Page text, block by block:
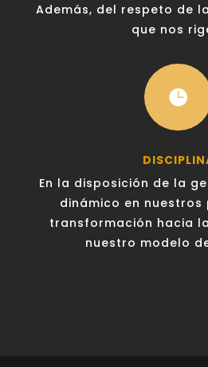
Además, del respeto de
que nos

En la disposición de la
dinámico en nuestros
transformación hacia
nuestro modelo